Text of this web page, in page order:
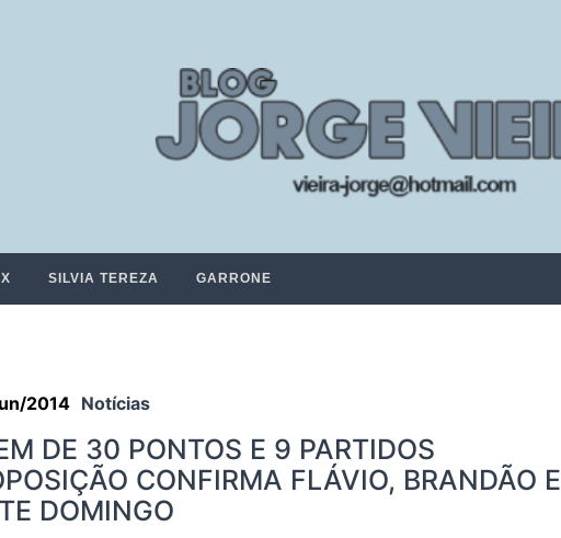
SILVIA TEREZA GARRONE
2014 Notícias
DE 30 PONTOS E 9 PARTIDOS
CONFIRMA FLÁVIO, BRANDÃO E
DOMINGO